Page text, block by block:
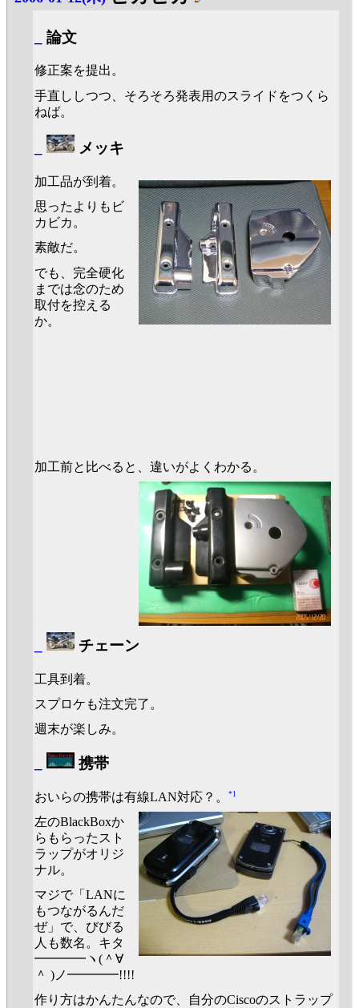
論文
修正案を提出。
手直ししつつ、そろそろ発表用のスライドをつくら
ねば。
メッキ
加工品が到着。
思ったよりもビ
カビカ。
素敵だ。
でも、完全硬化
までは念のため
取付を控える
か。
加工前と比べると、違いがよくわかる。
チェーン
工具到着。
スプロケも注文完了。
週末が楽しみ。
携帯
おいらの携帯は有線LAN対応？。 *1
左のBlackBoxか
らもらったスト
ラップがオリジ
ナル。
マジで「LANに
もつながるんだ
ぜ」で、びびる
人も数名。キタ
━━━━ヽ(＾∀
＾ )ノ━━━━!!!!
作り方はかんたんなので、自分のCiscoのストラップ